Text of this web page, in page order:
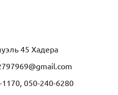
45 Хадера
050-240-6280